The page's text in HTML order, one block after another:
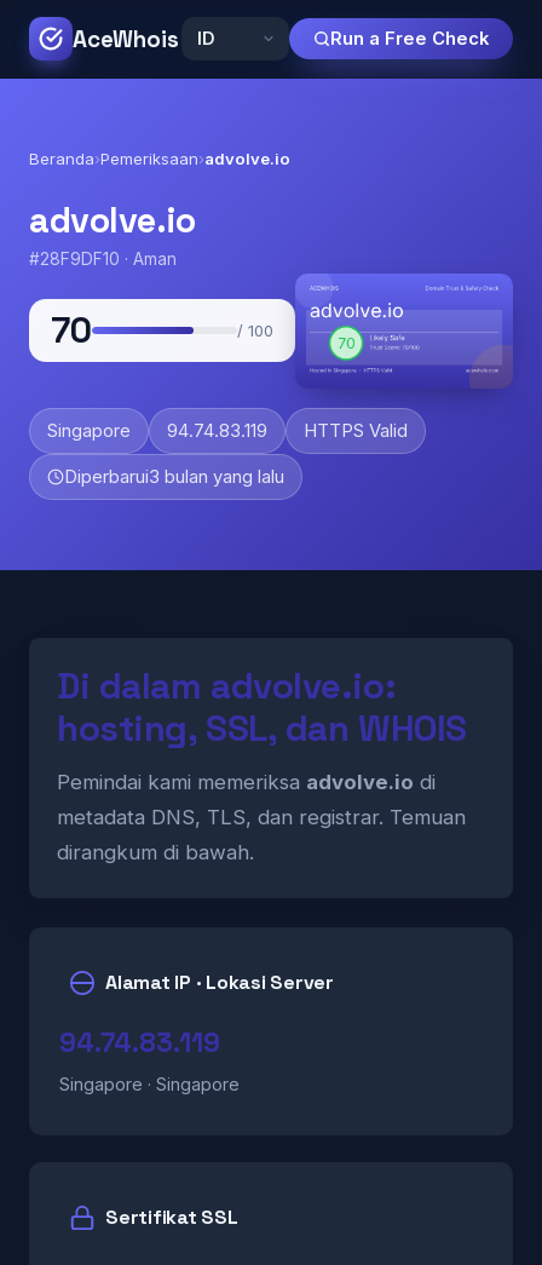
AceWhois Run a Free Check
Beranda›Pemeriksaan›advolve.io
advolve.io
#28F9DF10 · Aman
70 / 100
Singapore 94.74.83.119 HTTPS Valid
Diperbarui3 bulan yang lalu
Di dalam advolve.io:
hosting, SSL, dan WHOIS
Pemindai kami memeriksa advolve.io di
metadata DNS, TLS, dan registrar. Temuan
dirangkum di bawah.
Alamat IP · Lokasi Server
94.74.83.119
Singapore · Singapore
Sertifikat SSL